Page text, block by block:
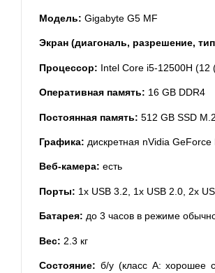
Модель: Gigabyte G5 MF
Экран (диагональ, разрешение,
Процессор: Intel Core i5-12500H (12
Оперативная память: 16 GB DDR4
Постоянная память: 512 GB SSD M.2
Графика: дискретная nVidia
Веб-камера: есть
Порты: 1x USB 3.2, 1x USB 2.0, 2x
Батарея: до 3 часов в режиме
Вес: 2.3 кг
Состояние: б/у (класс А: хорошее